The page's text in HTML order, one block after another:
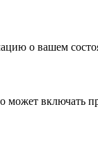
о вашем
включать